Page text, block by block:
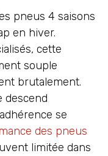
pneus 4 saisons
en hiver.
cette
souple
brutalement.
descend
se
des pneus
limitée dans